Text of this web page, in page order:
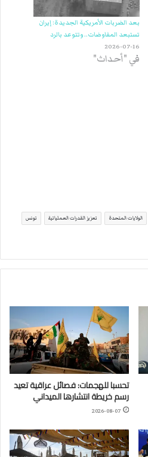
بعد الضربات الأمريكية الجديدة: إيران
تستبعد المفاوضات.. وتتوعد بالرد
2026-07-16
في "أحداث"
الولايات المتحدة تعزيز القدرات العملياتية تونس
تحسبا للهجمات: فصائل عراقية تعيد
رسم خريطة انتشارها الميداني
2026-08-07